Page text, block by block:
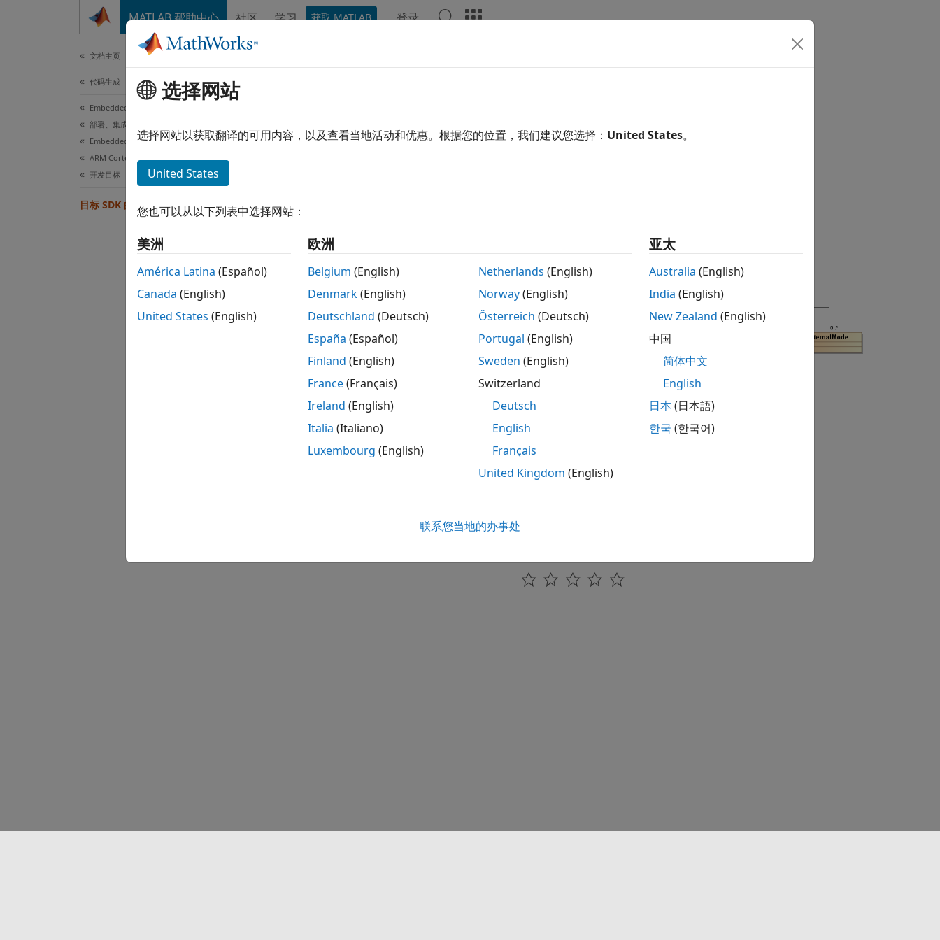
MATLAB 帮助中心 社区 学习 获取 MATLAB 登录
文档主页
代码生成
Embedded Coder
部署、集成和支持的硬件
Embedded Coder 支持的硬件
ARM Cortex-A 处理器
开发目标
目标 SDK 的类图
模板 SDK的类之间的关系如下图所示。
对象将其特征对象映射到
选择网站
选择网站以获取翻译的可用内容，以及查看当地活动和优惠。根据您的位置，我们建议您选择： United States。
United States
您也可以从以下列表中选择网站：
美洲
América Latina (Español)
Canada (English)
United States (English)
欧洲
Belgium (English)
Denmark(English)
Deutschland (Deutsch)
España (Español)
Finland (English)
France(Français)
Ireland (English)
Italia (Italiano)
Luxembourg (English)
Netherlands (English)
Norway(English)
Österreich (Deutsch)
Portugal (English)
Sweden (English)
Switzerland
Deutsch
English
Français
United Kingdom (English)
亚太
Australia (English)
India (English)
New Zealand (English)
中国
简体中文
English
日本(日本語)
한국 (한국어)
联系您当地的办事处